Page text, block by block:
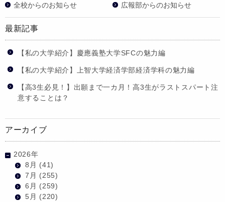
全校からのお知らせ 広報部からのお知らせ
最新記事
【私の大学紹介】慶應義塾大学SFCの魅力編
【私の大学紹介】上智大学経済学部経済学科の魅力編
【高3生必見！】出願まで一カ月！高3生がラストスパート注
意することは？
アーカイブ
2026年
8月 (41)
7月 (255)
6月 (259)
5月 (220)